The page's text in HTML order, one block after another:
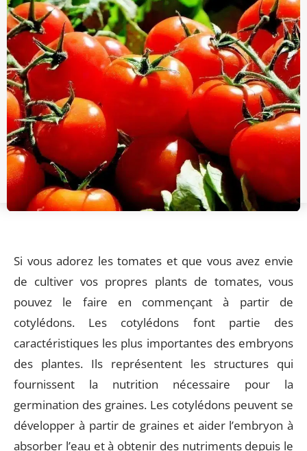
Si vous adorez les tomates et que vous avez envie
de cultiver vos propres plants de tomates, vous
pouvez le faire en commençant à partir de
cotylédons. Les cotylédons font partie des
caractéristiques les plus importantes des embryons
des plantes. Ils représentent les structures qui
fournissent la nutrition nécessaire pour la
germination des graines. Les cotylédons peuvent se
développer à partir de graines et aider l’embryon à
absorber l’eau et à obtenir des nutriments depuis le